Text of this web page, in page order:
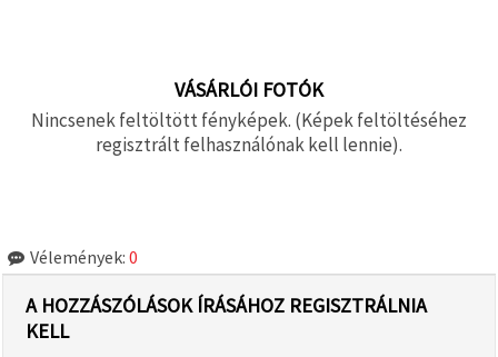
VÁSÁRLÓI FOTÓK
Nincsenek feltöltött fényképek. (Képek feltöltéséhez
regisztrált felhasználónak kell lennie).
Vélemények: 0
A HOZZÁSZÓLÁSOK ÍRÁSÁHOZ REGISZTRÁLNIA
KELL